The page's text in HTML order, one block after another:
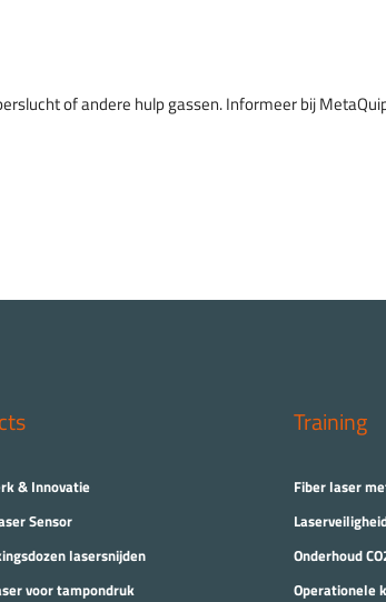
of andere hulp gassen. Informeer bij
& Innovatie
Sensor
lasersnijden
voor tampondruk
Training
Fiber laser
Onderhoud
Operationele